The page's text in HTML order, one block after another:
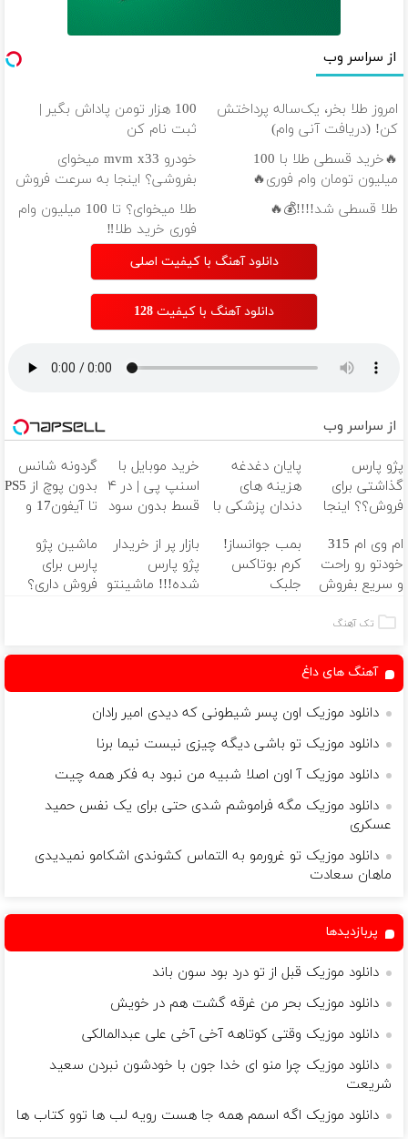
از سراسر وب
امروز طلا بخر، یک‌ساله پرداختش
کن! (دریافت آنی وام)
100 هزار تومن پاداش بگیر |
ثبت نام کن
🔥خرید قسطی طلا با 100
میلیون تومان وام فوری🔥
خودرو mvm x33 میخوای
بفروشی؟ اینجا به سرعت فروش
میره
طلا قسطی شد!!!!💰🔥
طلا میخوای؟ تا 100 میلیون وام
فوری خرید طلا‼️
دانلود آهنگ با کیفیت اصلی
دانلود آهنگ با کیفیت 128
از سراسر وب
پژو پارس
گذاشتی برای
فروش؟؟ اینجا
پایان دغدغه
هزینه های
دندان پزشکی با
کننده خانگی
خرید موبایل با
اسنپ پی | در ۴
قسط بدون سود
گردونه شانس
بدون پوچ از PS5
تا آیفون17 و
ام وی ام 315
خودتو رو راحت
و سریع بفروش
بمب جوانساز!
کرم بوتاکس
جلبک
بازار پر از خریدار
پژو پارس
شده!!! ماشینتو
ماشین پژو
پارس برای
فروش داری؟
تک آهنگ
آهنگ های داغ
دانلود موزیک اون پسر شیطونی که دیدی امیر رادان
دانلود موزیک تو باشی دیگه چیزی نیست نیما برنا
دانلود موزیک آ اون اصلا شبیه من نبود به فکر همه چیت
دانلود موزیک مگه فراموشم شدی حتی برای یک نفس حمید
عسکری
دانلود موزیک تو غرورمو به التماس کشوندی اشکامو نمیدیدی
ماهان سعادت
پربازدیدها
دانلود موزیک قبل از تو درد بود سون باند
دانلود موزیک بحر من غرقه گشت هم در خویش
دانلود موزیک وقتی کوتاهه آخی آخی علی عبدالمالکی
دانلود موزیک چرا منو ای خدا جون با خودشون نبردن سعید
شریعت
دانلود موزیک اگه اسمم همه جا هست رویه لب ها توو کتاب ها